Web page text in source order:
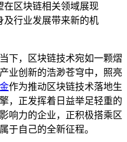
在区块链相关领域展现
及行业发展带来新的机
下，区块链技术宛如一颗熠
业创新的浩渺苍穹中，照亮
作为推动区块链技术落地生
，正发挥着日益举足轻重的
响力的企业，正积极搭乘区
于自己的全新征程。